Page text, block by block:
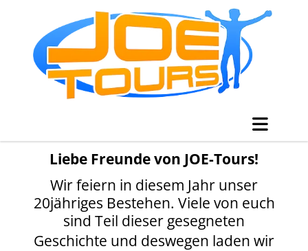
Liebe Freunde von JOE-Tours!
Wir feiern in diesem Jahr unser
20jähriges Bestehen. Viele von euch
sind Teil dieser gesegneten
Geschichte und deswegen laden wir